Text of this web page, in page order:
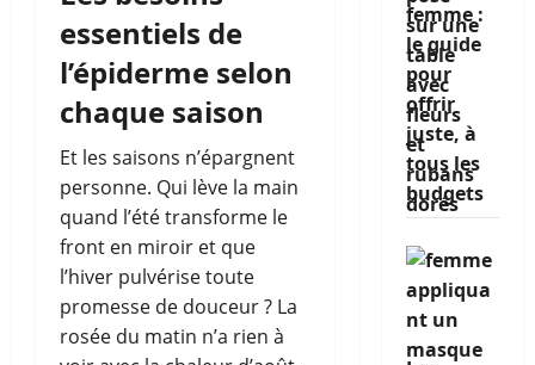
essentiels de
l’épiderme selon
chaque saison
Et les saisons n’épargnent
personne. Qui lève la main
quand l’été transforme le
front en miroir et que
l’hiver pulvérise toute
promesse de douceur ? La
rosée du matin n’a rien à
femme :
le guide
pour
offrir
juste, à
tous les
budgets